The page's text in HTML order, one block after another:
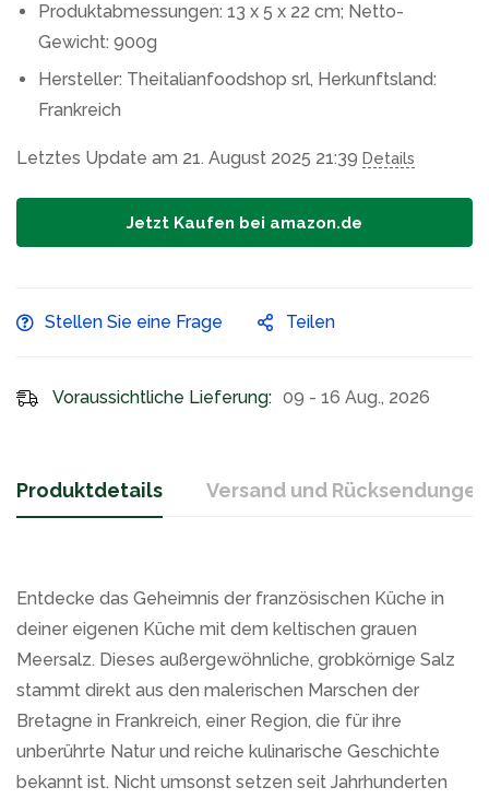
Produktabmessungen: 13 x 5 x 22 cm; Netto-
Gewicht: 900g
Hersteller: Theitalianfoodshop srl, Herkunftsland:
Frankreich
Letztes Update am 21. August 2025 21:39 Details
Jetzt Kaufen bei amazon.de
Stellen Sie eine Frage Teilen
Voraussichtliche Lieferung: 09 - 16 Aug., 2026
Produktdetails Versand und Rücksendungen
Entdecke das Geheimnis der französischen Küche in
deiner eigenen Küche mit dem keltischen grauen
Meersalz. Dieses außergewöhnliche, grobkörnige Salz
stammt direkt aus den malerischen Marschen der
Bretagne in Frankreich, einer Region, die für ihre
unberührte Natur und reiche kulinarische Geschichte
bekannt ist. Nicht umsonst setzen seit Jahrhunderten